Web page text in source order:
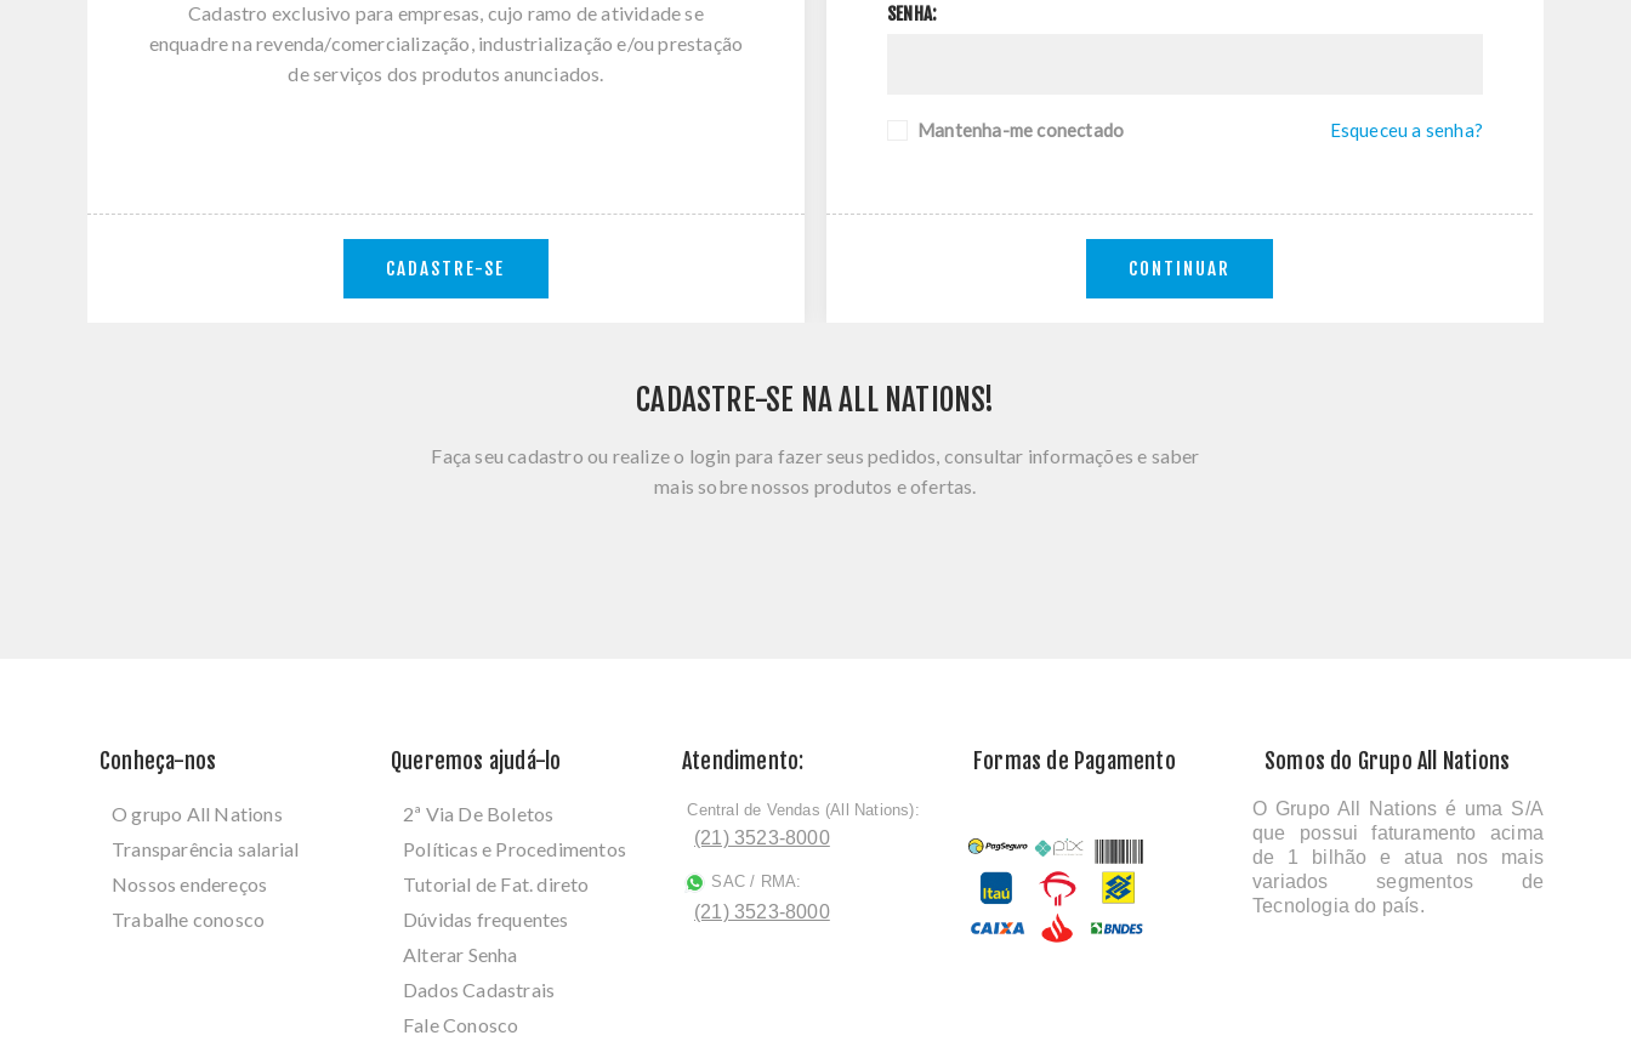
Cadastro exclusivo para empresas, cujo ramo de atividade se
enquadre na revenda/comercialização, industrialização e/ou prestação
de serviços dos produtos anunciados.
CADASTRE-SE
SENHA:
Mantenha-me conectado Esqueceu a senha?
CONTINUAR
CADASTRE-SE NA ALL NATIONS!
Faça seu cadastro ou realize o login para fazer seus pedidos, consultar informações e saber
mais sobre nossos produtos e ofertas.
Conheça-nos
O grupo All Nations
Transparência salarial
Nossos endereços
Trabalhe conosco
Queremos ajudá-lo
2ª Via De Boletos
Políticas e Procedimentos
Tutorial de Fat. direto
Dúvidas frequentes
Alterar Senha
Dados Cadastrais
Fale Conosco
Atendimento:
ﾠCentral de Vendas (All Nations):
(21) 3523-8000
SAC / RMA:
(21) 3523-8000
Formas de Pagamento Somos do Grupo All Nations
O Grupo All Nations é uma S/A
que possui faturamento acima
de 1 bilhão e atua nos mais
variados segmentos de
Tecnologia do país.